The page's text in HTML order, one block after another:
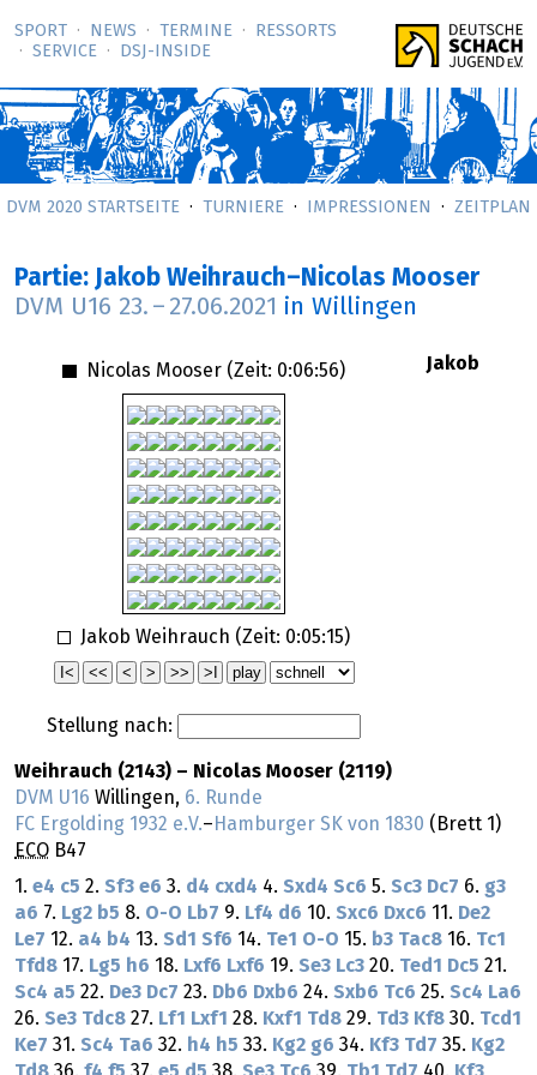
SPORT NEWS TERMINE
RESSORTS
SERVICE
DSJ-­INSIDE
DVM 2020 STARTSEITE TURNIERE IMPRESSIONEN ZEITPLAN
Partie: Jakob Weihrauch–Nicolas Mooser
DVM U16 23. – 27.06.2021 in Willingen
Nicolas Mooser (Zeit: 0:06:56)
Jakob Weihrauch (Zeit: 0:05:15)
Stellung nach:
Jakob
Weihrauch (2143) – Nicolas Mooser (2119)
DVM U16 Willingen, 6. Runde
FC Ergolding 1932 e.V.– Hamburger SK von 1830 (Brett 1)
ECO B47
1. e4 c5 2. Sf3 e6 3. d4 cxd4 4. Sxd4 Sc6 5. Sc3 Dc7 6. g3
a6 7. Lg2 b5 8. O-O Lb7 9. Lf4 d6 10. Sxc6 Dxc6 11. De2
Le7 12. a4 b4 13. Sd1 Sf6 14. Te1 O-O 15. b3 Tac8 16. Tc1
Tfd8 17. Lg5 h6 18. Lxf6 Lxf6 19. Se3 Lc3 20. Ted1 Dc5 21.
Sc4 a5 22. De3 Dc7 23. Db6 Dxb6 24. Sxb6 Tc6 25. Sc4 La6
26. Se3 Tdc8 27. Lf1 Lxf1 28. Kxf1 Td8 29. Td3 Kf8 30. Tcd1
Ke7 31. Sc4 Ta6 32. h4 h5 33. Kg2 g6 34. Kf3 Td7 35. Kg2
Td8 36. f4 f5 37. e5 d5 38. Se3 Tc6 39. Tb1 Td7 40. Kf3